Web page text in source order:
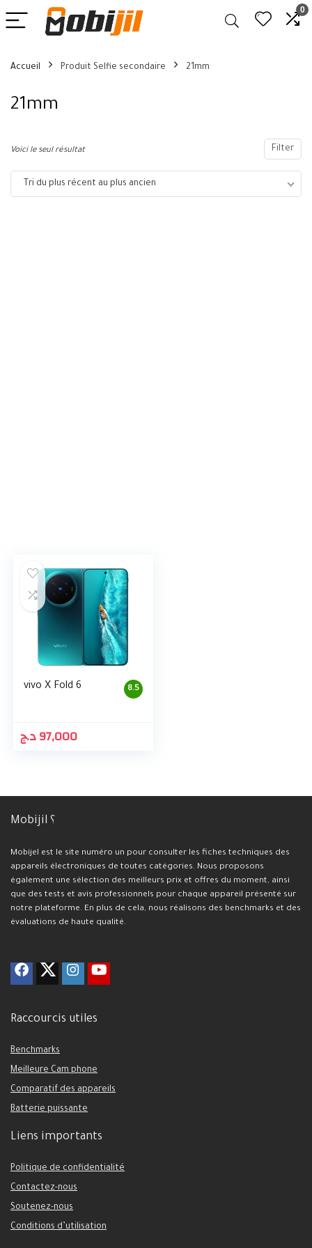
0
Accueil Produit Selfie secondaire 21mm
21mm
Filter
Voici le seul résultat
Tri du plus récent au plus ancien
8.5
vivo X Fold 6
97,000د.ج
Mobijil ؟
Mobijel est le site numéro un pour consulter les fiches techniques des
appareils électroniques de toutes catégories. Nous proposons
également une sélection des meilleurs prix et offres du moment, ainsi
que des tests et avis professionnels pour chaque appareil présenté sur
notre plateforme. En plus de cela, nous réalisons des benchmarks et des
évaluations de haute qualité.
Raccourcis utiles
Benchmarks
Meilleure Cam phone
Comparatif des appareils
Batterie puissante
Liens importants
Politique de confidentialité
Contactez-nous
Soutenez-nous
Conditions d’utilisation